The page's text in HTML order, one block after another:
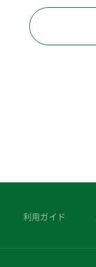
利用ガイド